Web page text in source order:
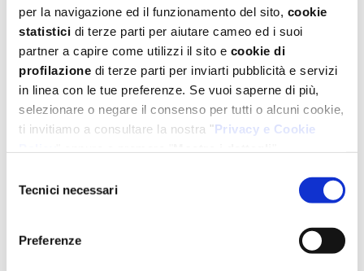
per la navigazione ed il funzionamento del sito, cookie
statistici di terze parti per aiutare cameo ed i suoi
partner a capire come utilizzi il sito e cookie di
profilazione di terze parti per inviarti pubblicità e servizi
in linea con le tue preferenze. Se vuoi saperne di più,
selezionare o negare il consenso per tutti o alcuni cookie,
ti invitiamo a consultare la nostra "Privacy e Cookie
tutti i cookies.
delTecnici necessari
Preferenze
250 ml di panna fresca
PER DECORARE
MQ.B. di Perline argento Mariarosa
Mettete sulla spianatoia la farina a fontana, al centro i